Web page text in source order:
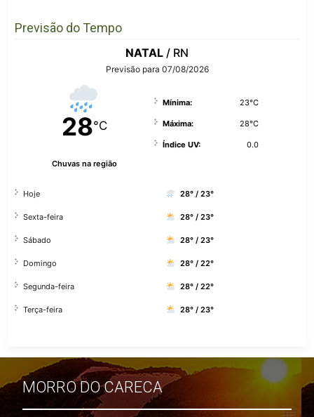
Previsão do Tempo
NATAL / RN
Previsão para 07/08/2026
28°C
Chuvas na região
Mínima: 23°C
Máxima: 28°C
Índice UV: 0.0
Hoje 28° / 23°
Sexta-feira 28° / 23°
Sábado 28° / 23°
Domingo 28° / 22°
Segunda-feira 28° / 22°
Terça-feira 28° / 23°
MORRO DO CARECA